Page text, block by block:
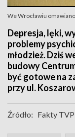
We Wrocławiu
Depresja, lęki,
problemy
młodzież. Dziś
budowy
być gotowe na
przy ul.
Źródło: Fakty